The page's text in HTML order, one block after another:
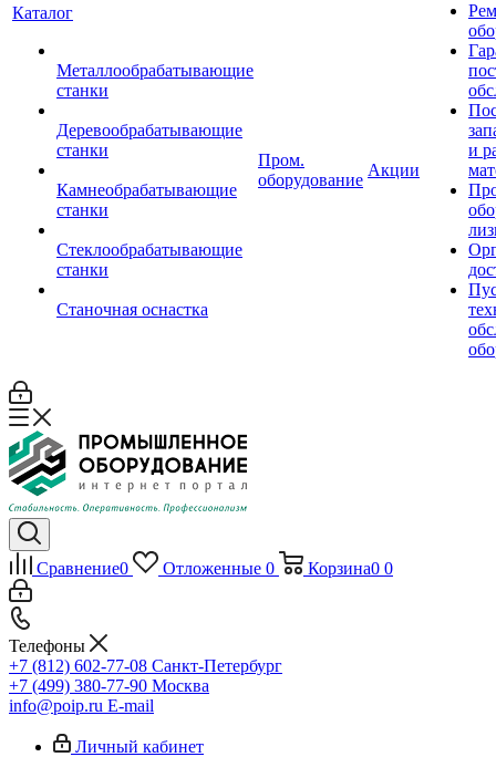
Каталог
Металлообрабатывающие
станки
Деревообрабатывающие
станки
Камнеобрабатывающие
станки
Стеклообрабатывающие
станки
Станочная оснастка
Пром.
оборудование
Акции
и
Сравнение0 Отложенные 0 Корзина0 0
Телефоны
+7 (812) 602-77-08 Санкт-Петербург
+7 (499) 380-77-90 Москва
info@poip.ru E-mail
Личный кабинет